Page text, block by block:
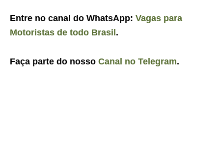
Entre no canal do WhatsApp: Vagas para
Motoristas de todo Brasil.
Faça parte do nosso Canal no Telegram.